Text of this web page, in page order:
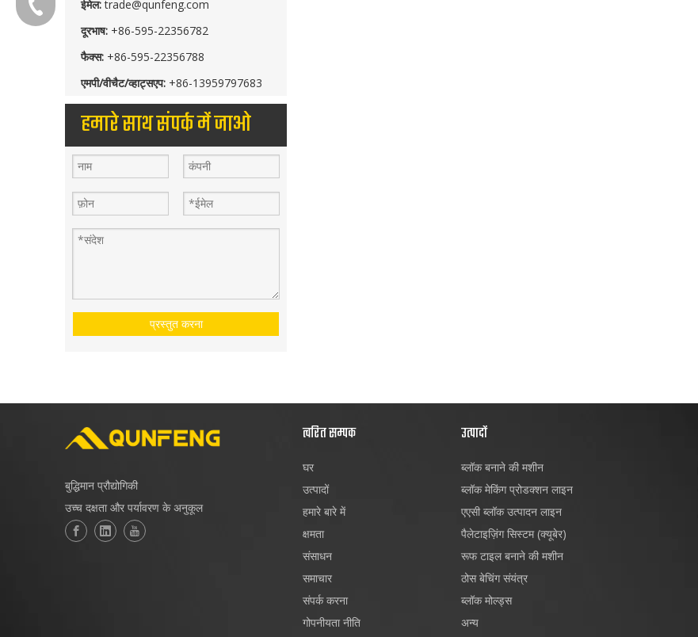
ईमेल: trade@qunfeng.com
दूरभाष: +86-595-22356782
फैक्स: +86-595-22356788
एमपी/वीचैट/व्हाट्सएप: +86-13959797683
हमारे साथ संपर्क में जाओ
प्रस्तुत करना
+86-595 22356782
बुद्धिमान प्रौद्योगिकी
उच्च दक्षता और पर्यावरण के अनुकूल
त्वरित सम्पक
घर
उत्पादों
हमारे बारे में
क्षमता
संसाधन
समाचार
संपर्क करना
गोपनीयता नीति
उत्पादों
ब्लॉक बनाने की मशीन
ब्लॉक मेकिंग प्रोडक्शन लाइन
एएसी ब्लॉक उत्पादन लाइन
पैलेटाइज़िंग सिस्टम (क्यूबेर)
रूफ टाइल बनाने की मशीन
ठोस बेचिंग संयंत्र
ब्लॉक मोल्ड्स
अन्य